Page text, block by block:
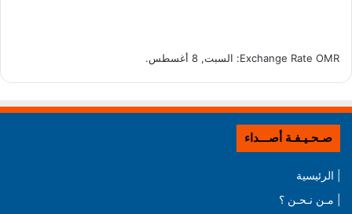
Exchange Rate OMR : السبت, 8 أغسطس.
صـحـيـفـة أصـــداء
| الرئيسية
| مـن نـحـن ؟